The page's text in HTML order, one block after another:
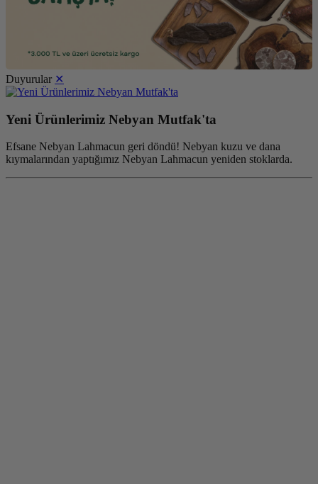
Duyurular ✕
Yeni Ürünlerimiz Nebyan Mutfak'ta
Efsane Nebyan Lahmacun geri döndü! Nebyan kuzu ve dana
kıymalarından yaptığımız Nebyan Lahmacun yeniden stoklarda.